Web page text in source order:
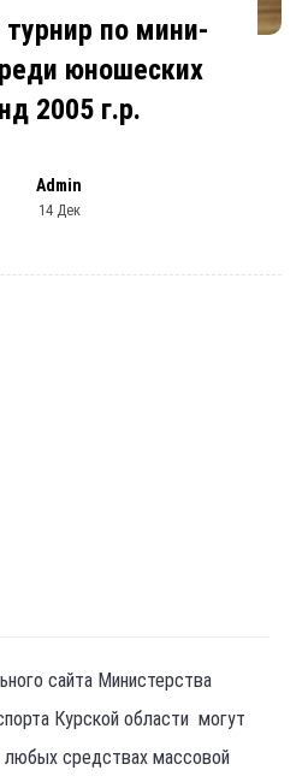
по мини-
юношеских
2005 г.р.
Admin
14 Дек
сайта Министерства
Курской области могут
средствах массовой